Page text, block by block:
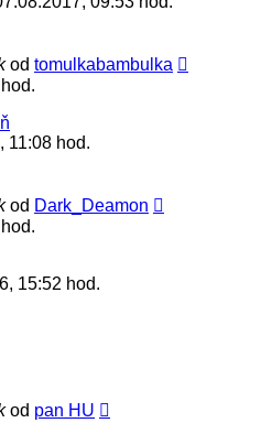
od tomulkabambulka
11:08 hod.
od Dark_Deamon
15:52 hod.
od pan HU